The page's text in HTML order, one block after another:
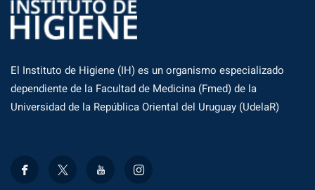
El Instituto de Higiene (IH) es un organismo especializado
dependiente de la Facultad de Medicina (Fmed) de la
Universidad de la República Oriental del Uruguay (UdelaR)